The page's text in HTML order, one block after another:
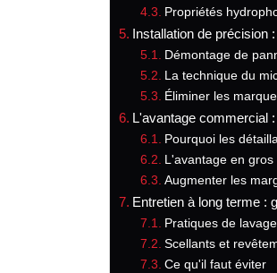
Propriétés
Installation de précision
Démontage de
La technique du
Éliminer les
L'avantage commercial
Pourquoi les
L'avantage en gros
Augmenter les
Entretien à long terme :
Pratiques de
Scellants et
Ce qu'il faut éviter